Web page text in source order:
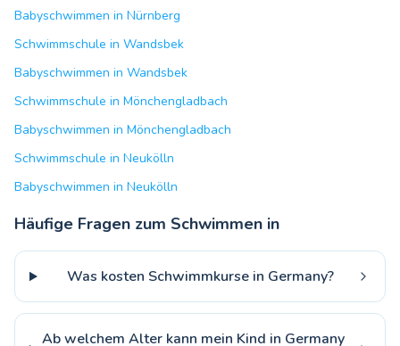
Babyschwimmen in Nürnberg
Schwimmschule in Wandsbek
Babyschwimmen in Wandsbek
Schwimmschule in Mönchengladbach
Babyschwimmen in Mönchengladbach
Schwimmschule in Neukölln
Babyschwimmen in Neukölln
Häufige Fragen zum Schwimmen in
Was kosten Schwimmkurse in Germany?
Ab welchem Alter kann mein Kind in Germany